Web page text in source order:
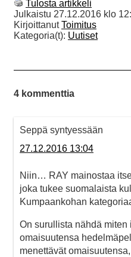
Tulosta artikkeli
Julkaistu 27.12.2016 klo
KirjoittanutToimitus
Kategoria(t): Uutiset
4 kommenttia
Seppä syntyessään
27.12.2016 13:04
Niin… RAY mainostaa
joka tukee suomalaista
Kumpaankohan
On surullista nähdä miten
omaisuutensa
menettävät